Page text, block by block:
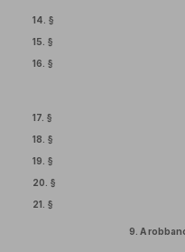
14. §
15. §
16. §
17. §
18. §
19. §
20. §
21. §
9. A